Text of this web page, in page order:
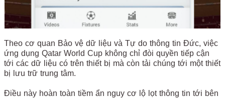
Theo cơ quan Bảo vệ dữ liệu và Tự do thông tin Đức, việc
ứng dụng Qatar World Cup không chỉ đòi quyền tiếp cận
tới các dữ liệu có trên thiết bị mà còn tải chúng tới một thiết
bị lưu trữ trung tâm.
Điều này hoàn toàn tiềm ẩn nguy cơ lộ lọt thông tin tới bên